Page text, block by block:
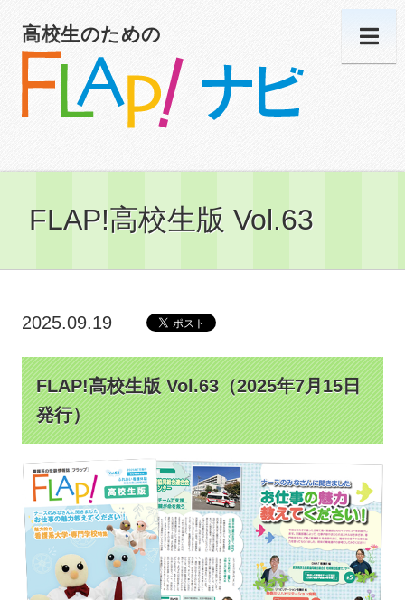
高校生のための
FLAP!高校生版 Vol.63
2025.09.19
FLAP!高校生版 Vol.63（2025年7月15日
発行）